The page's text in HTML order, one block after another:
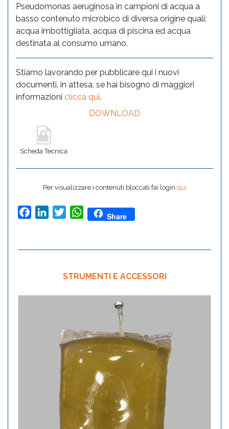
Pseudomonas aeruginosa in campioni di acqua a
basso contenuto microbico di diversa origine quali:
acqua imbottigliata, acqua di piscina ed acqua
destinata al consumo umano.
Stiamo lavorando per pubblicare qui i nuovi
documenti, in attesa, se hai bisogno di maggiori
informazioni clicca qui.
DOWNLOAD
Scheda Tecnica
Per visualizzare i contenuti bloccati fai login qui
FacebookLinkedInTwitterWhatsApp
Share
STRUMENTI E ACCESSORI